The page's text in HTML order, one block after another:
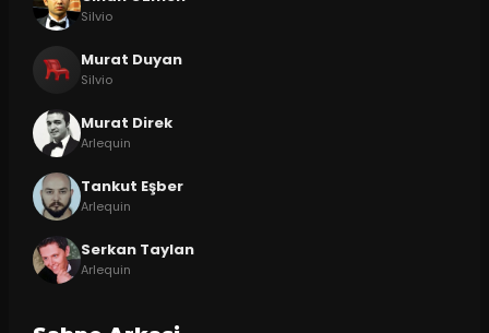
Silvio
Murat Duyan
Silvio
Murat Direk
Arlequin
Tankut Eşber
Arlequin
Serkan Taylan
Arlequin